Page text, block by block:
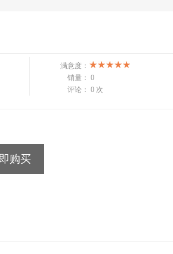
满意度：
销量： 0
评论： 0 次
购买